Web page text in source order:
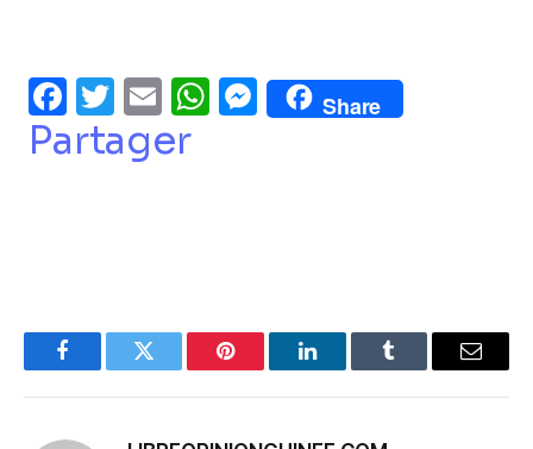
Facebook
Twitter
EmailWhatsApp
Messenger
Share
Partager
FacebookTwitter Pinterest LinkedInTumblr Email